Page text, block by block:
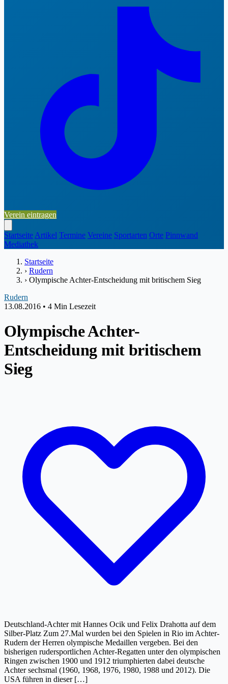
Verein eintragen
Startseite Artikel Termine Vereine Sportarten Orte Pinnwand
Mediathek
Startseite
› Rudern
› Olympische Achter-Entscheidung mit britischem Sieg
Rudern
13.08.2016 • 4 Min Lesezeit
Olympische Achter-
Entscheidung mit britischem
Sieg
Deutschland-Achter mit Hannes Ocik und Felix Drahotta auf dem
Silber-Platz Zum 27.Mal wurden bei den Spielen in Rio im Achter-
Rudern der Herren olympische Medaillen vergeben. Bei den
bisherigen rudersportlichen Achter-Regatten unter den olympischen
Ringen zwischen 1900 und 1912 triumphierten dabei deutsche
Achter sechsmal (1960, 1968, 1976, 1980, 1988 und 2012). Die
USA führen in dieser […]